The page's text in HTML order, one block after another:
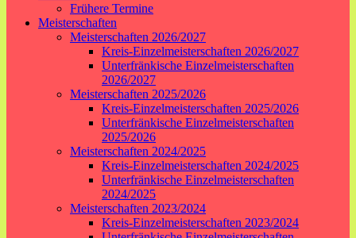
Frühere Termine
Meisterschaften
Meisterschaften 2026/2027
Kreis-Einzelmeisterschaften 2026/2027
Unterfränkische Einzelmeisterschaften
2026/2027
Meisterschaften 2025/2026
Kreis-Einzelmeisterschaften 2025/2026
Unterfränkische Einzelmeisterschaften
2025/2026
Meisterschaften 2024/2025
Kreis-Einzelmeisterschaften 2024/2025
Unterfränkische Einzelmeisterschaften
2024/2025
Meisterschaften 2023/2024
Kreis-Einzelmeisterschaften 2023/2024